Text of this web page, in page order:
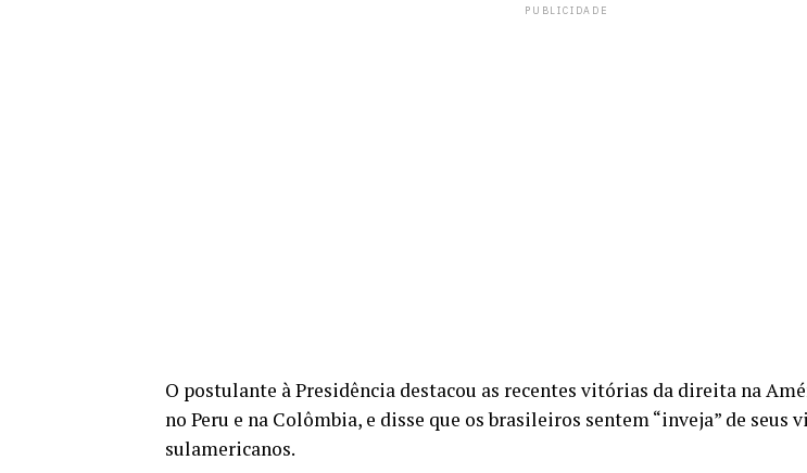
PUBLICIDADE
O postulante à Presidência destacou as recentes vitórias da direita na
no Peru e na Colômbia, e disse que os brasileiros sentem “inveja” de seus
sulamericanos.